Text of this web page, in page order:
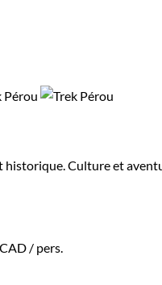
Culture et
/ pers.